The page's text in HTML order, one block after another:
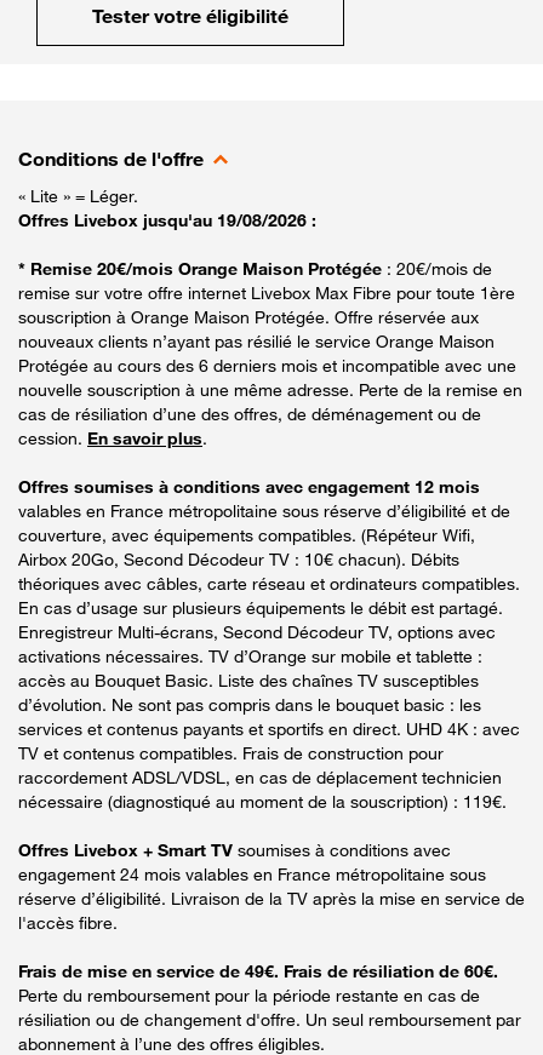
Tester votre éligibilité
Conditions de l'offre
« Lite » = Léger.
Offres Livebox jusqu'au 19/08/2026 :
* Remise 20€/mois Orange Maison Protégée : 20€/mois de
remise sur votre offre internet Livebox Max Fibre pour toute 1ère
souscription à Orange Maison Protégée. Offre réservée aux
nouveaux clients n’ayant pas résilié le service Orange Maison
Protégée au cours des 6 derniers mois et incompatible avec une
nouvelle souscription à une même adresse. Perte de la remise en
cas de résiliation d’une des offres, de déménagement ou de
cession. En savoir plus.
Offres soumises à conditions avec engagement 12 mois
valables en France métropolitaine sous réserve d’éligibilité et de
couverture, avec équipements compatibles. (Répéteur Wifi,
Airbox 20Go, Second Décodeur TV : 10€ chacun). Débits
théoriques avec câbles, carte réseau et ordinateurs compatibles.
En cas d’usage sur plusieurs équipements le débit est partagé.
Enregistreur Multi-écrans, Second Décodeur TV, options avec
activations nécessaires. TV d’Orange sur mobile et tablette :
accès au Bouquet Basic. Liste des chaînes TV susceptibles
d’évolution. Ne sont pas compris dans le bouquet basic : les
services et contenus payants et sportifs en direct. UHD 4K : avec
TV et contenus compatibles. Frais de construction pour
raccordement ADSL/VDSL, en cas de déplacement technicien
nécessaire (diagnostiqué au moment de la souscription) : 119€.
Offres Livebox + Smart TV soumises à conditions avec
engagement 24 mois valables en France métropolitaine sous
réserve d’éligibilité. Livraison de la TV après la mise en service de
l'accès fibre.
Frais de mise en service de 49€. Frais de résiliation de 60€.
Perte du remboursement pour la période restante en cas de
résiliation ou de changement d'offre. Un seul remboursement par
abonnement à l’une des offres éligibles.